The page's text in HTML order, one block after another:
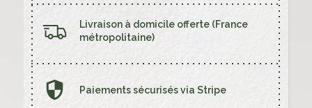
Livraison à domicile offerte (France
métropolitaine)
Paiements sécurisés via Stripe